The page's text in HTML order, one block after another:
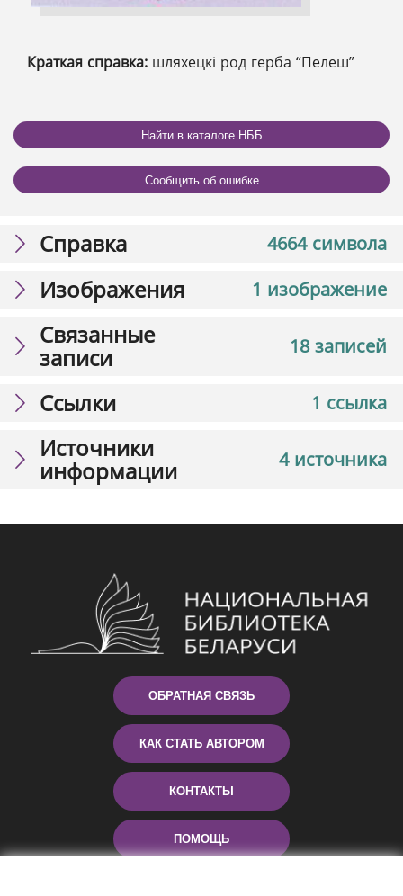
Краткая справка: шляхецкі род герба “Пелеш”
Найти в каталоге НББ
Сообщить об ошибке
4664 символа
Справка
1 изображение
Изображения
18 записей
Связанные
записи
1 ссылка
Ссылки
4 источника
Источники
информации
ОБРАТНАЯ СВЯЗЬ
КАК СТАТЬ АВТОРОМ
КОНТАКТЫ
ПОМОЩЬ